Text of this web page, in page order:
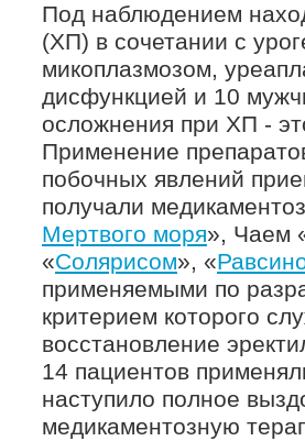
Под наблюдением
(ХП) в сочетании с
микоплазмозом,
дисфункцией и 10
осложнения при ХП -
Применение
побочных явлений
получали
Мертвого моря», Чаем
«Солярисом», «
применяемыми по
критерием которого
восстановление
14 пациентов
наступило полное
медикаментозную